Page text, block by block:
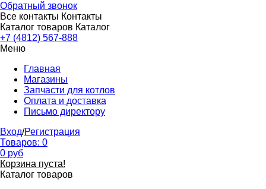
Обратный звонок
Все контакты Контакты
Каталог товаров Каталог
+7 (4812) 567-888
Меню
Главная
Магазины
Запчасти для котлов
Оплата и доставка
Письмо директору
Вход/Регистрация
Товаров: 0
0 руб
Корзина пуста!
Каталог товаров